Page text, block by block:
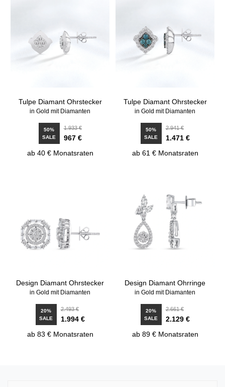
Tulpe Diamant Ohrstecker
in Gold mit Diamanten
50%
SALE
1.933 €
967 €
ab 40 € Monatsraten
Tulpe Diamant Ohrstecker
in Gold mit Diamanten
50%
SALE
2.941 €
1.471 €
ab 61 € Monatsraten
Design Diamant Ohrstecker
in Gold mit Diamanten
20%
SALE
2.493 €
1.994 €
ab 83 € Monatsraten
Design Diamant Ohrringe
in Gold mit Diamanten
20%
SALE
2.661 €
2.129 €
ab 89 € Monatsraten